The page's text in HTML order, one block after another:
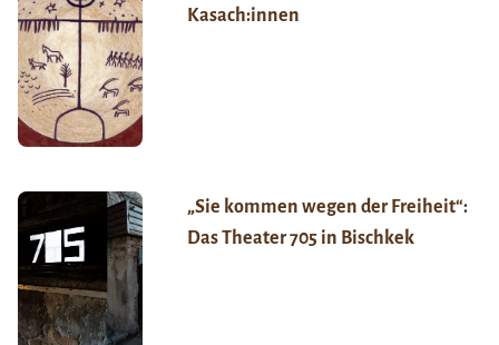
Kasach:innen
„Sie kommen wegen der Freiheit“:
Das Theater 705 in Bischkek